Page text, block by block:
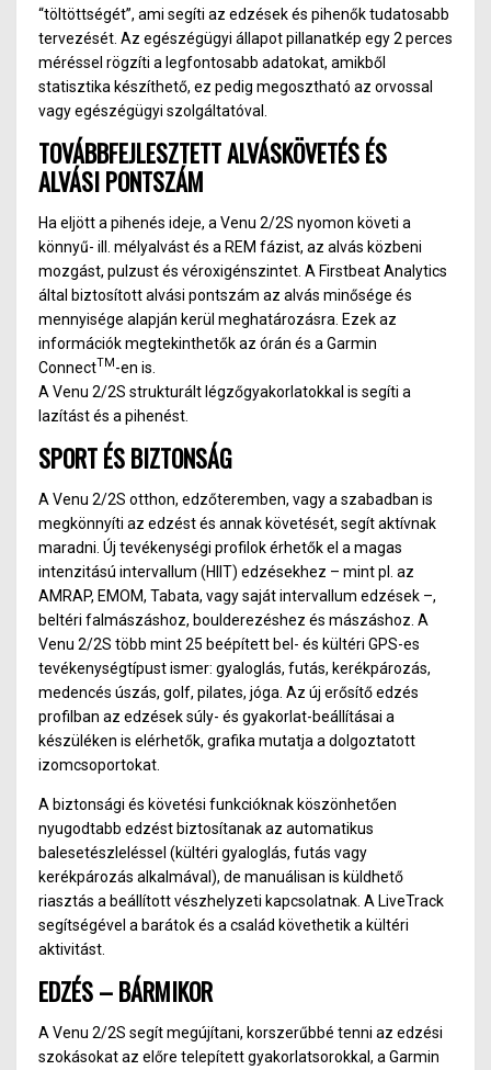
“töltöttségét”, ami segíti az edzések és pihenők tudatosabb
tervezését. Az egészégügyi állapot pillanatkép egy 2 perces
méréssel rögzíti a legfontosabb adatokat, amikből
statisztika készíthető, ez pedig megosztható az orvossal
vagy egészégügyi szolgáltatóval.
TOVÁBBFEJLESZTETT ALVÁSKÖVETÉS ÉS
ALVÁSI PONTSZÁM
Ha eljött a pihenés ideje, a Venu 2/2S nyomon követi a
könnyű- ill. mélyalvást és a REM fázist, az alvás közbeni
mozgást, pulzust és véroxigénszintet. A Firstbeat Analytics
által biztosított alvási pontszám az alvás minősége és
mennyisége alapján kerül meghatározásra. Ezek az
információk megtekinthetők az órán és a Garmin
ConnectTM -en is.
A Venu 2/2S strukturált légzőgyakorlatokkal is segíti a
lazítást és a pihenést.
SPORT ÉS BIZTONSÁG
A Venu 2/2S otthon, edzőteremben, vagy a szabadban is
megkönnyíti az edzést és annak követését, segít aktívnak
maradni. Új tevékenységi profilok érhetők el a magas
intenzitású intervallum (HIIT) edzésekhez – mint pl. az
AMRAP, EMOM, Tabata, vagy saját intervallum edzések –,
beltéri falmászáshoz, boulderezéshez és mászáshoz. A
Venu 2/2S több mint 25 beépített bel- és kültéri GPS-es
tevékenységtípust ismer: gyaloglás, futás, kerékpározás,
medencés úszás, golf, pilates, jóga. Az új erősítő edzés
profilban az edzések súly- és gyakorlat-beállításai a
készüléken is elérhetők, grafika mutatja a dolgoztatott
izomcsoportokat.
A biztonsági és követési funkcióknak köszönhetően
nyugodtabb edzést biztosítanak az automatikus
balesetészleléssel (kültéri gyaloglás, futás vagy
kerékpározás alkalmával), de manuálisan is küldhető
riasztás a beállított vészhelyzeti kapcsolatnak. A LiveTrack
segítségével a barátok és a család követhetik a kültéri
aktivitást.
EDZÉS – BÁRMIKOR
A Venu 2/2S segít megújítani, korszerűbbé tenni az edzési
szokásokat az előre telepített gyakorlatsorokkal, a Garmin